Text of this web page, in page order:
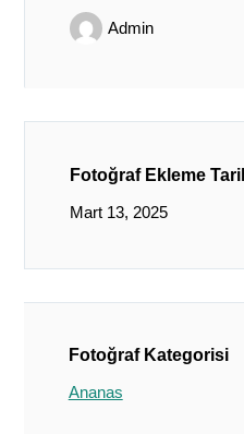
Admin
Fotoğraf Ekleme
Mart 13, 2025
Fotoğraf Kategorisi
Ananas